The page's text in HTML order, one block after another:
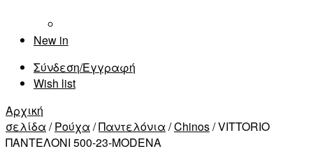
New in
Σύνδεση/Εγγραφή
Wish list
Αρχική
σελίδα /Ρούχα /Παντελόνια /Chinos/ VITTORIO
ΠΑΝΤΕΛΟΝΙ 500-23-MODENA